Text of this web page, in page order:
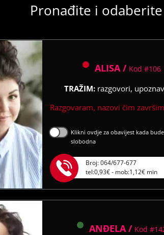
Pronađite i
ALISA / Kod #106
TRAŽIM: razgovori,
Razgovaram, nazovi čim
Klikni ovdje za obavijest kada
slobodna
Broj: 064/677-677
tel:0,93€ - mob:1,12€ min
ANĐELA / Kod